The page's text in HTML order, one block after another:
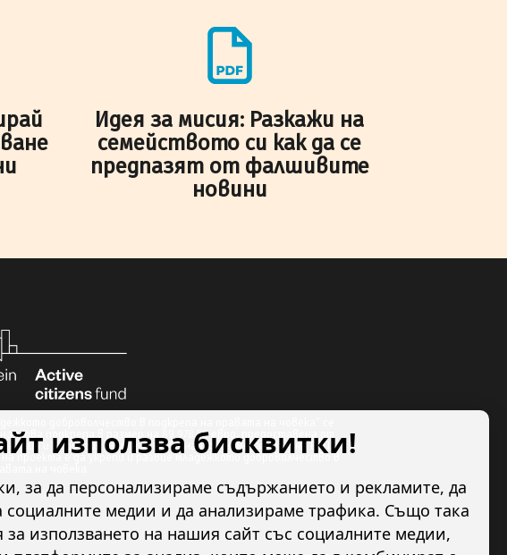
Идея за мисия: Разкажи на
семейството си как да се
предпазят от фалшивите
новини
подкрепа в размер на 89 978.50 евро, предоставена от
и Норвегия по линия на Финансовия механизъм на ЕИП.
на проекта е да укрепи и развие младежкото доброволчество в
използва бисквитки!
за да персонализираме съдържанието и рекламите, да
социалните медии и да анализираме трафика. Също така
използването на нашия сайт със социалните медии,